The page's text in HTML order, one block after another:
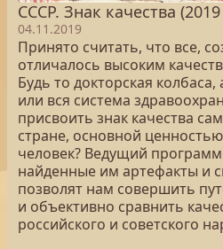
СССР. Знак качества
04.11.2019
Принято считать, что все,
отличалось высоким
Будь то докторская
или вся система
присвоить знак качества
стране, основной
человек? Ведущий
найденные им артефакты и
позволят нам совершить
и объективно сравнить
российского и советского